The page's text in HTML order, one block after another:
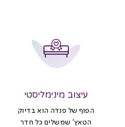
עיצוב מינימליסטי
הפוף של פנדה הוא בדיוק
הטאץ' שמשלים כל חדר